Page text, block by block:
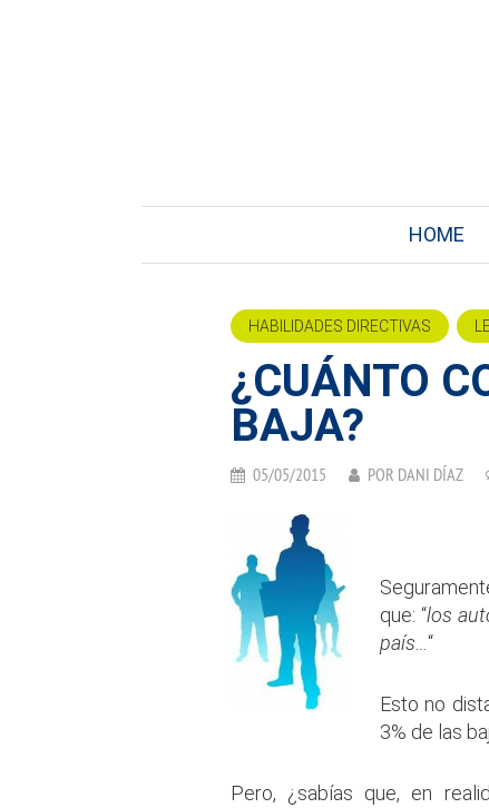
HOME
HABILIDADES DIRECTIVAS
¿CUÁNTO
BAJA?
05/05/2015 POR DANI DÍAZ
que: “los
país…“
Esto no
3% de las
Pero, ¿sabías que, en